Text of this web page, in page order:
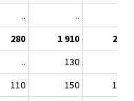
.. ..
280 1 910
230
.. 130
110 150
110